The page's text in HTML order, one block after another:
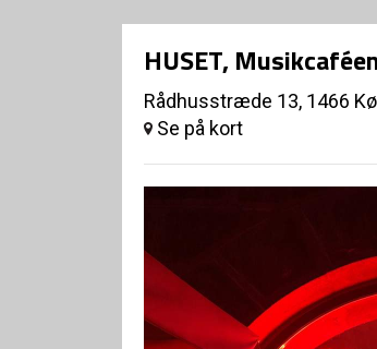
HUSET,
Rådhusstræde 13, 1466
Se på kort